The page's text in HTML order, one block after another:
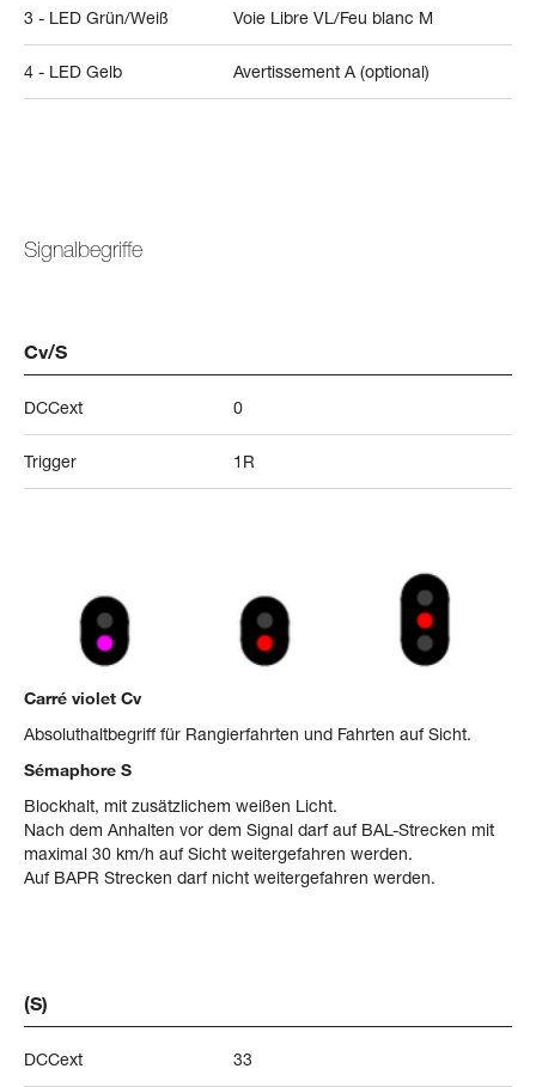
3 - LED Grün/Weiß Voie Libre VL/Feu blanc M
4 - LED Gelb Avertissement A (optional)
Signalbegriffe
Cv/S
DCCext 0
Trigger 1R
Carré violet Cv
Absoluthaltbegriff für Rangierfahrten und Fahrten auf Sicht.
Sémaphore S
Blockhalt, mit zusätzlichem weißen Licht.
Nach dem Anhalten vor dem Signal darf auf BAL-Strecken mit
maximal 30 km/h auf Sicht weitergefahren werden.
Auf BAPR Strecken darf nicht weitergefahren werden.
(S)
DCCext 33